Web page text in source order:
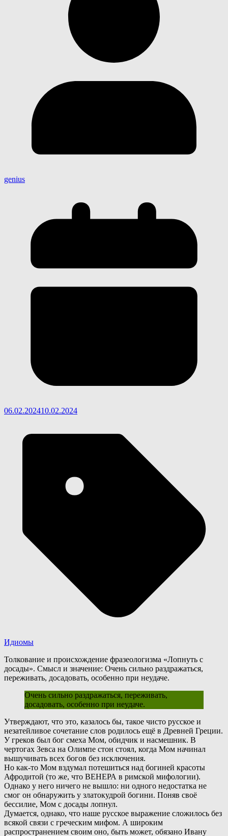
genius
06.02.202410.02.2024
Идиомы
Толкование и происхождение фразеологизма «Лопнуть с
досады». Смысл и значение: Очень сильно раздражаться,
переживать, досадовать, особенно при неудаче.
Очень сильно раздражаться, переживать,
досадовать, особенно при неудаче.
Утверждают, что это, казалось бы, такое чисто русское и
незатейливое сочетание слов родилось ещё в Древней Греции.
У греков был бог смеха Мом, обидчик и насмешник. В
чертогах Зевса на Олимпе стон стоял, когда Мом начинал
вышучивать всех богов без исключения.
Но как-то Мом вздумал потешиться над богиней красоты
Афродитой (то же, что ВЕНЕРА в римской мифологии).
Однако у него ничего не вышло: ни одного недостатка не
смог он обнаружить у златокудрой богини. Поняв своё
бессилие, Мом с досады лопнул.
Думается, однако, что наше русское выражение сложилось без
всякой связи с греческим мифом. А широким
распространением своим оно, быть может, обязано Ивану